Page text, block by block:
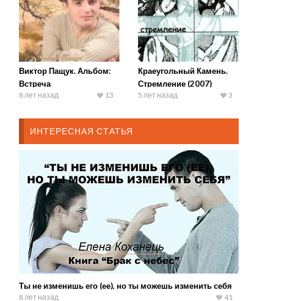
Виктор Пащук. Альбом:
Встреча
8 лет назад 13
Краеугольный Камень.
Стремление (2007)
5 лет назад 3
ИНТЕРЕСНАЯ СТАТЬЯ
Ты не изменишь его (ее), но ты можешь изменить себя
8 лет назад 41